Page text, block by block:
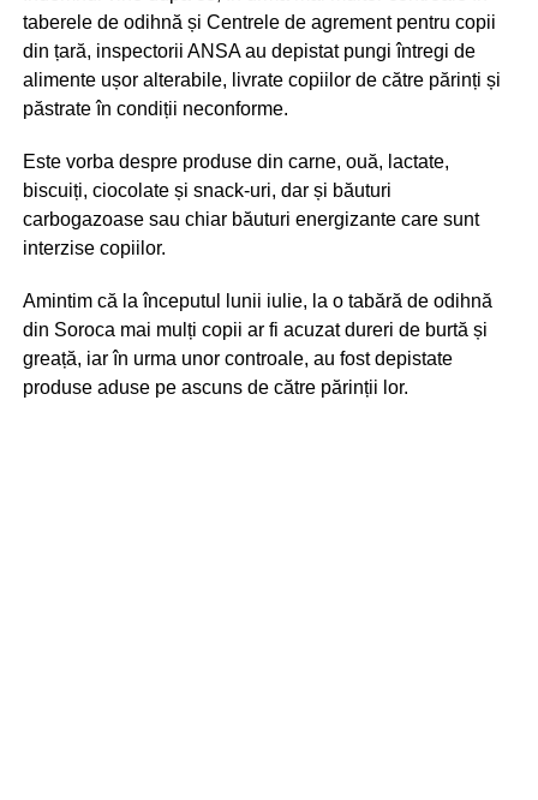
taberele de odihnă și Centrele de agrement pentru copii
din țară, inspectorii ANSA au depistat pungi întregi de
alimente ușor alterabile, livrate copiilor de către părinți și
păstrate în condiții neconforme.
Este vorba despre produse din carne, ouă, lactate,
biscuiți, ciocolate și snack-uri, dar și băuturi
carbogazoase sau chiar băuturi energizante care sunt
interzise copiilor.
Amintim că la începutul lunii iulie, la o tabără de odihnă
din Soroca mai mulți copii ar fi acuzat dureri de burtă și
greață, iar în urma unor controale, au fost depistate
produse aduse pe ascuns de către părinții lor.